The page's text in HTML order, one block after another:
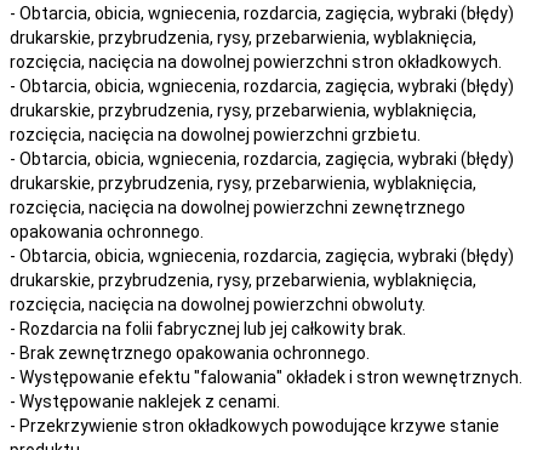
- Obtarcia, obicia, wgniecenia, rozdarcia, zagięcia, wybraki (błędy)
drukarskie, przybrudzenia, rysy, przebarwienia, wyblaknięcia,
rozcięcia, nacięcia na dowolnej powierzchni stron okładkowych.
- Obtarcia, obicia, wgniecenia, rozdarcia, zagięcia, wybraki (błędy)
drukarskie, przybrudzenia, rysy, przebarwienia, wyblaknięcia,
rozcięcia, nacięcia na dowolnej powierzchni grzbietu.
- Obtarcia, obicia, wgniecenia, rozdarcia, zagięcia, wybraki (błędy)
drukarskie, przybrudzenia, rysy, przebarwienia, wyblaknięcia,
rozcięcia, nacięcia na dowolnej powierzchni zewnętrznego
opakowania ochronnego.
- Obtarcia, obicia, wgniecenia, rozdarcia, zagięcia, wybraki (błędy)
drukarskie, przybrudzenia, rysy, przebarwienia, wyblaknięcia,
rozcięcia, nacięcia na dowolnej powierzchni obwoluty.
- Rozdarcia na folii fabrycznej lub jej całkowity brak.
- Brak zewnętrznego opakowania ochronnego.
- Występowanie efektu "falowania" okładek i stron wewnętrznych.
- Występowanie naklejek z cenami.
- Przekrzywienie stron okładkowych powodujące krzywe stanie